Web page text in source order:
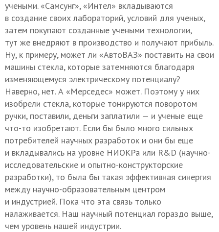
учеными. «Самсунг», «Интел» вкладываются
в создание своих лабораторий, условий для ученых,
затем покупают созданные учеными технологии,
тут же внедряют в производство и получают прибыль.
Ну, к примеру, может ли «АвтоВАЗ» поставить на свои
машины стекла, которые затемняются благодаря
изменяющемуся электрическому потенциалу?
Наверно, нет. А «Мерседес» может. Поэтому у них
изобрели стекла, которые тонируются поворотом
ручки, поставили, деньги заплатили — и ученые еще
что-то изобретают. Если бы было много сильных
потребителей научных разработок и они бы еще
и вкладывались на уровне НИОКРа или R&D (научно-
исследовательские и опытно-конструкторские
разработки), то была бы такая эффективная синергия
между научно-образовательным центром
и индустрией. Пока что эта связь только
налаживается. Наш научный потенциал гораздо выше,
чем уровень нашей индустрии.